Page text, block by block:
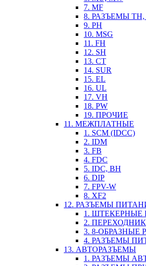
7. MF
8. РАЗЪЕМЫ TH,
9. PH
10. MSG
11. FH
12. SH
13. CT
14. SUR
15. EL
16. UL
17. VH
18. PW
19. ПРОЧИЕ
11. МЕЖПЛАТНЫЕ
1. SCM (IDCC)
2. IDM
3. FB
4. FDC
5. IDC, BH
6. DIP
7. FPV-W
8. XF2
12. РАЗЪЕМЫ
1. ШТЕКЕРНЫЕ
2.
3. 8-ОБРАЗНЫЕ
4. РАЗЪЕМЫ
13. АВТОРАЗЪЕМЫ
1. РАЗЪЕМЫ